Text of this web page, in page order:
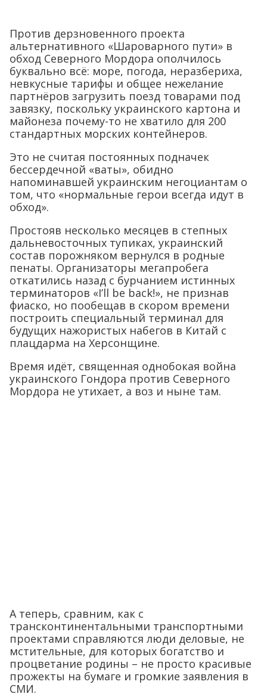
Против дерзновенного проекта
альтернативного «Шароварного пути» в
обход Северного Мордора ополчилось
буквально всё: море, погода, неразбериха,
невкусные тарифы и общее нежелание
партнёров загрузить поезд товарами под
завязку, поскольку украинского картона и
майонеза почему-то не хватило для 200
стандартных морских контейнеров.
Это не считая постоянных подначек
бессердечной «ваты», обидно
напоминавшей украинским негоциантам о
том, что «нормальные герои всегда идут в
обход».
Простояв несколько месяцев в степных
дальневосточных тупиках, украинский
состав порожняком вернулся в родные
пенаты. Организаторы мегапробега
откатились назад с бурчанием истинных
терминаторов «I’ll be back!», не признав
фиаско, но пообещав в скором времени
построить специальный терминал для
будущих нажористых набегов в Китай с
плацдарма на Херсонщине.
Время идёт, священная однобокая война
украинского Гондора против Северного
Мордора не утихает, а воз и ныне там.
А теперь, сравним, как с
трансконтинентальными транспортными
проектами справляются люди деловые, не
мстительные, для которых богатство и
процветание родины – не просто красивые
прожекты на бумаге и громкие заявления в
СМИ.